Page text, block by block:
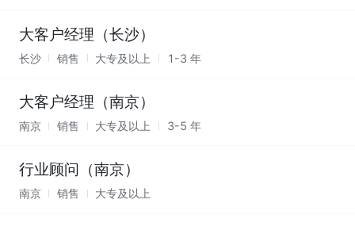
大客户经理（长沙）
长沙 销售 大专及以上 1-3 年
大客户经理（南京）
南京 销售 大专及以上 3-5 年
行业顾问（南京）
南京 销售 大专及以上